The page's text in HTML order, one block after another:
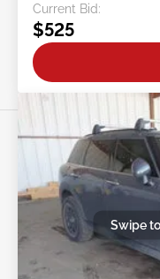
Current Bid:
$525
Swipe